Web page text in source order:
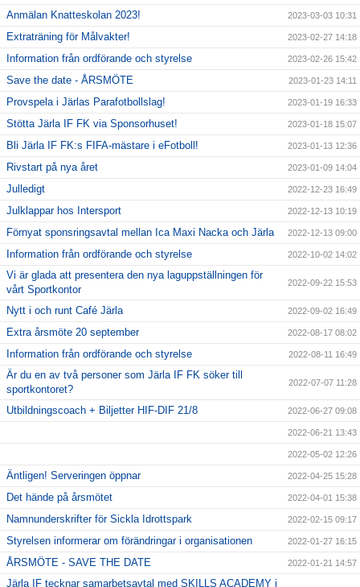
Anmälan Knatteskolan 2023! 2023-03-03 10:31
Extraträning för Målvakter! 2023-02-27 14:18
Information från ordförande och styrelse 2023-02-26 15:42
Save the date - ÅRSMÖTE 2023-01-23 14:11
Provspela i Järlas Parafotbollslag! 2023-01-19 16:33
Stötta Järla IF FK via Sponsorhuset! 2023-01-18 15:07
Bli Järla IF FK:s FIFA-mästare i eFotboll! 2023-01-13 12:36
Rivstart på nya året 2023-01-09 14:04
Julledigt 2022-12-23 16:49
Julklappar hos Intersport 2022-12-13 10:19
Förnyat sponsringsavtal mellan Ica Maxi Nacka och Järla 2022-12-13 09:00
Information från ordförande och styrelse 2022-10-02 14:02
Vi är glada att presentera den nya laguppställningen för
vårt Sportkontor
2022-09-22 15:53
Nytt i och runt Café Järla 2022-09-02 16:49
Extra årsmöte 20 september 2022-08-17 08:02
Information från ordförande och styrelse 2022-08-11 16:49
Är du en av två personer som Järla IF FK söker till
sportkontoret?
2022-07-07 11:28
Utbildningscoach + Biljetter HIF-DIF 21/8 2022-06-27 09:08
2022-06-21 13:43
2022-05-02 12:26
Äntligen! Serveringen öppnar 2022-04-25 15:28
Det hände på årsmötet 2022-04-01 15:38
Namnunderskrifter för Sickla Idrottspark 2022-02-15 09:17
Styrelsen informerar om förändringar i organisationen 2022-01-27 16:15
ÅRSMÖTE - SAVE THE DATE 2022-01-21 14:57
Järla IF tecknar samarbetsavtal med SKILLS ACADEMY i